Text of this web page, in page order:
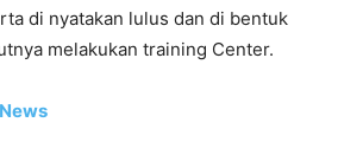
di nyatakan lulus dan di bentuk
melakukan training Center.